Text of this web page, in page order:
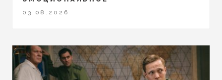
03.08.2026